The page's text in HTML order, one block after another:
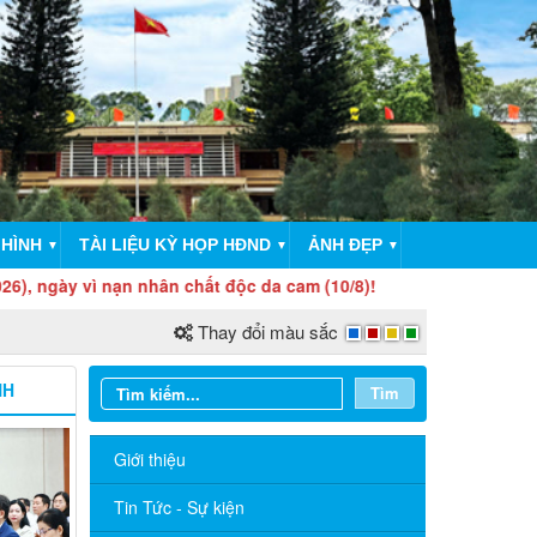
▼ TÀI LIỆU KỲ HỌP HĐND ▼ ẢNH ĐẸP ▼
nạn nhân chất độc da cam (10/8)!
Thay đổi màu sắc
Tìm
Giới thiệu
Tin Tức - Sự kiện